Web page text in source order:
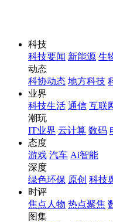
科技
科技要闻 新能源 生
动态
科协动态 地方科技
业界
科技生活 通信 互联
潮玩
IT业界 云计算 数码
态度
游戏 汽车 Ai智能
深度
绿色环保 原创 科技
时评
焦点人物 热点聚焦
图集